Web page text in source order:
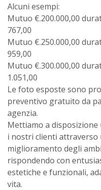
Alcuni esempi:
Mutuo €.200.000,00
767,00
Mutuo €.250.000,00
959,00
Mutuo €.300.000,00
1.051,00
Le foto esposte sono
preventivo gratuito da
agenzia.
Mettiamo a
i nostri clienti attraverso
miglioramento degli
rispondendo con
estetiche e funzionali,
vita.